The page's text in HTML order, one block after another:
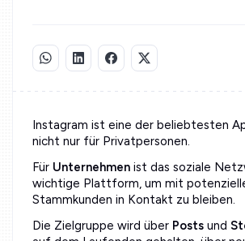
Instagram ist eine der beliebtesten
nicht nur für Privatpersonen.
Für Unternehmen ist das soziale
wichtige Plattform, um mit
Stammkunden in Kontakt zu bleiben.
Die Zielgruppe wird über Posts und